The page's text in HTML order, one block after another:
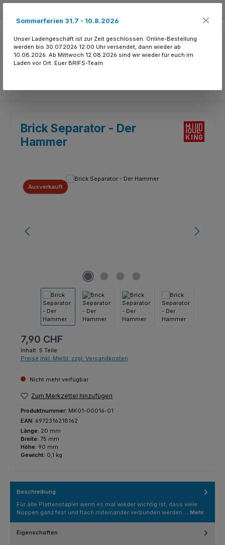
Brick Separator - Der
Hammer
Bildergalerie überspringen
Ausverkauft
Regulärer Preis:
7,90 CHF
Inhalt: 5 Teile
Preise inkl. MwSt. zzgl. Versandkosten
Nicht mehr verfügbar
Zum Merkzettel hinzufügen
Produktnummer: MK01-00016-01
EAN: 6972316218162
Länge: 20 mm
Breite: 75 mm
Höhe: 90 mm
Gewicht: 0,1 kg
Beschreibung
Für alle Plattenstapler wenn es mal wieder wichtig ist, dass viele
Noppen ganz fest und flach miteinander verbunden werden.… Mehr
Eigenschaften
Sommerferien 31.7 - 10.8.2026
Unser Ladengeschäft ist zur Zeit geschlossen. Online-Bestellung
werden bis 30.07.2026 12:00 Uhr versendet, dann wieder ab
10.08.2026. Ab Mittwoch 12.08.2026 sind wir wieder für euch im
Laden vor Ort. Euer BRIFS-Team